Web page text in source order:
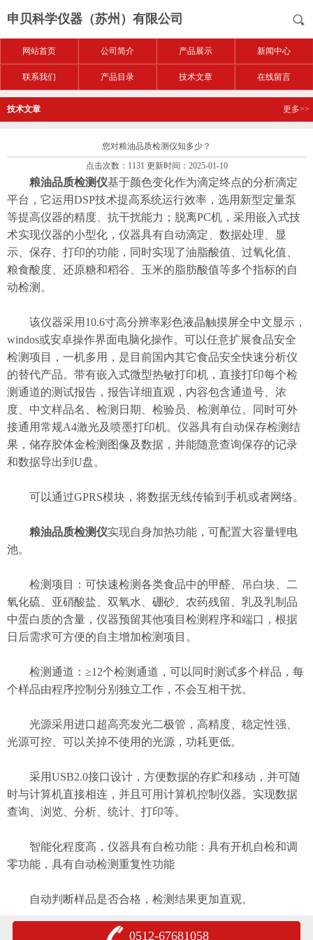
申贝科学仪器（苏州）有限公司
网站首页 公司简介 产品展示 新闻中心
联系我们 产品目录 技术文章 在线留言
技术文章 更多>>
您对粮油品质检测仪知多少？
点击次数：1131 更新时间：2025-01-10
粮油品质检测仪基于颜色变化作为滴定终点的分析滴定
平台，它运用DSP技术提高系统运行效率，选用新型定量泵
等提高仪器的精度、抗干扰能力；脱离PC机，采用嵌入式技
术实现仪器的小型化，仪器具有自动滴定、数据处理、显
示、保存、打印的功能，同时实现了油脂酸值、过氧化值、
粮食酸度、还原糖和稻谷、玉米的脂肪酸值等多个指标的自
动检测。
该仪器采用10.6寸高分辨率彩色液晶触摸屏全中文显示，
windos或安卓操作界面电脑化操作。可以任意扩展食品安全
检测项目，一机多用，是目前国内其它食品安全快速分析仪
的替代产品。带有嵌入式微型热敏打印机，直接打印每个检
测通道的测试报告，报告详细直观，内容包含通道号、浓
度、中文样品名、检测日期、检验员、检测单位。同时可外
接通用常规A4激光及喷墨打印机。仪器具有自动保存检测结
果，储存胶体金检测图像及数据，并能随意查询保存的记录
和数据导出到U盘。
可以通过GPRS模块，将数据无线传输到手机或者网络。
粮油品质检测仪实现自身加热功能，可配置大容量锂电
池。
检测项目：可快速检测各类食品中的甲醛、吊白块、二
氧化硫、亚硝酸盐、双氧水、硼砂、农药残留、乳及乳制品
中蛋白质的含量，仪器预留其他项目检测程序和端口，根据
日后需求可方便的自主增加检测项目。
检测通道：≥12个检测通道，可以同时测试多个样品，每
个样品由程序控制分别独立工作，不会互相干扰。
光源采用进口超高亮发光二极管，高精度、稳定性强、
光源可控、可以关掉不使用的光源，功耗更低。
采用USB2.0接口设计，方便数据的存贮和移动，并可随
时与计算机直接相连，并且可用计算机控制仪器。实现数据
查询、浏览、分析、统计、打印等。
智能化程度高，仪器具有自检功能：具有开机自检和调
零功能，具有自动检测重复性功能
自动判断样品是否合格，检测结果更加直观。
0512-67681058